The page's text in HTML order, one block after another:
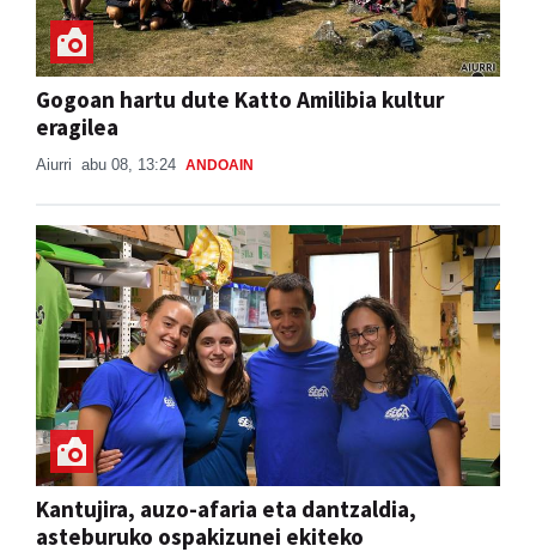
Gogoan hartu dute Katto Amilibia kultur
eragilea
Aiurri abu 08, 13:24 ANDOAIN
Kantujira, auzo-afaria eta dantzaldia,
asteburuko ospakizunei ekiteko